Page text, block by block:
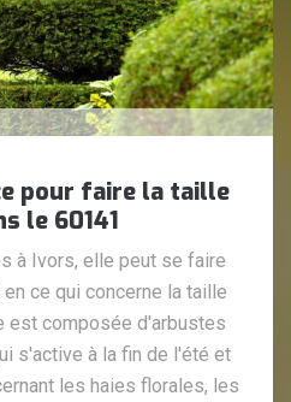
pour faire la taille
le 60141
à Ivors, elle peut se faire
ce qui concerne la taille
est composée d'arbustes
s'active à la fin de l'été et
les haies florales, les